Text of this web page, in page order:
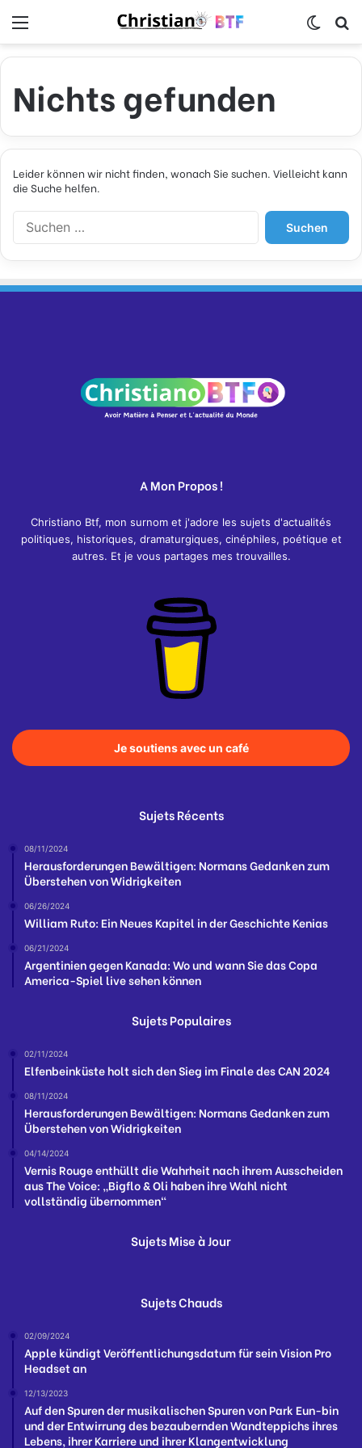
Skin
Nichts gefunden
Leider können wir nicht finden, wonach Sie suchen. Vielleicht kann
die Suche helfen.
e
:
A Mon Propos !
Christiano Btf, mon surnom et j'adore les sujets d'actualités
politiques, historiques, dramaturgiques, cinéphiles, poétique et
autres. Et je vous partages mes trouvailles.
Je soutiens avec un café
Sujets Récents
08/11/2024
Herausforderungen Bewältigen: Normans Gedanken zum
Überstehen von Widrigkeiten
06/26/2024
William Ruto: Ein Neues Kapitel in der Geschichte Kenias
06/21/2024
Argentinien gegen Kanada: Wo und wann Sie das Copa
America-Spiel live sehen können
Sujets Populaires
02/11/2024
Elfenbeinküste holt sich den Sieg im Finale des CAN 2024
08/11/2024
Herausforderungen Bewältigen: Normans Gedanken zum
Überstehen von Widrigkeiten
04/14/2024
Vernis Rouge enthüllt die Wahrheit nach ihrem Ausscheiden
aus The Voice: „Bigflo & Oli haben ihre Wahl nicht
vollständig übernommen“
Sujets Mise à Jour
Sujets Chauds
02/09/2024
Apple kündigt Veröffentlichungsdatum für sein Vision Pro
Headset an
12/13/2023
Auf den Spuren der musikalischen Spuren von Park Eun-bin
und der Entwirrung des bezaubernden Wandteppichs ihres
Lebens, ihrer Karriere und ihrer Klangentwicklung